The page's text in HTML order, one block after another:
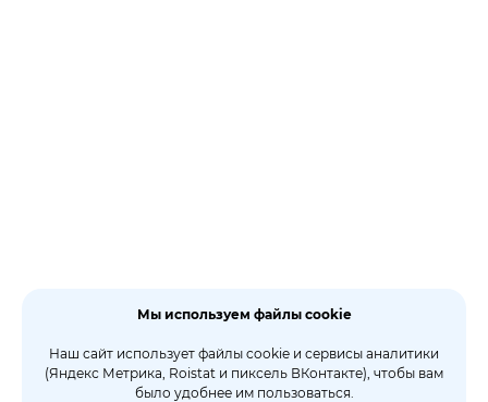
Мы используем файлы cookie
Наш сайт использует файлы cookie и сервисы аналитики
(Яндекс Метрика, Roistat и пиксель ВКонтакте), чтобы вам
было удобнее им пользоваться.